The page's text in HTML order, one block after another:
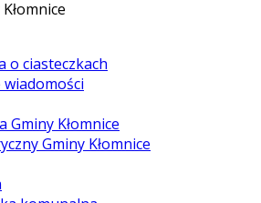
o ciasteczkach
Gminy Kłomnice
Gminy Kłomnice